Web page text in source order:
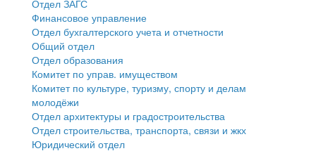
Государственные услуги
Промышленность и АПК
Экономика и бизнес
Символика
Устав
Гостям округа
Туризм
Культура
муниципального округа Тверской области
Администрация Кашинского муниципального округа
Тверской области
Управление сельскими территориями
Открытые данные
Финансовое управление
Бюджет для граждан
Имущество
Выявление правообладателей ранее учтенных
объектов недвижимости
Отдел ЗАГС
Финансовое управление
Отдел бухгалтерского учета и отчетности
Общий отдел
Отдел образования
Комитет по управ. имуществом
Комитет по культуре, туризму, спорту и делам
молодёжи
Отдел архитектуры и градостроительства
Отдел строительства, транспорта, связи и жкх
Юридический отдел